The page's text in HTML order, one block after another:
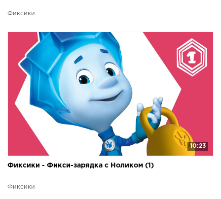
Фиксики
10:23
Фиксики - Фикси-зарядка с Ноликом (1)
Фиксики